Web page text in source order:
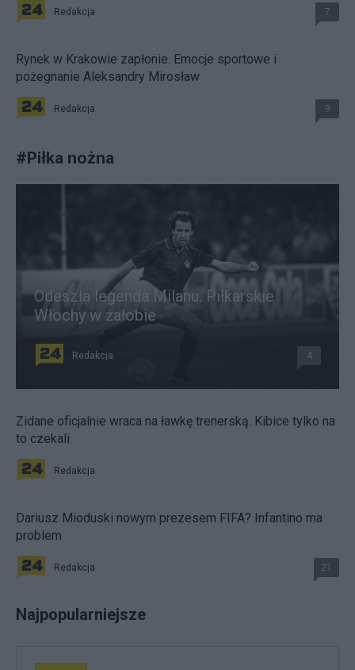
Redakcja 7
Rynek w Krakowie zapłonie. Emocje sportowe i
pożegnanie Aleksandry Mirosław
Redakcja 9
#Piłka nożna
Odeszła legenda Milanu. Piłkarskie
Włochy w żałobie
Redakcja 4
Zidane oficjalnie wraca na ławkę trenerską. Kibice tylko na
to czekali
Redakcja
Dariusz Mioduski nowym prezesem FIFA? Infantino ma
problem
Redakcja 21
Najpopularniejsze